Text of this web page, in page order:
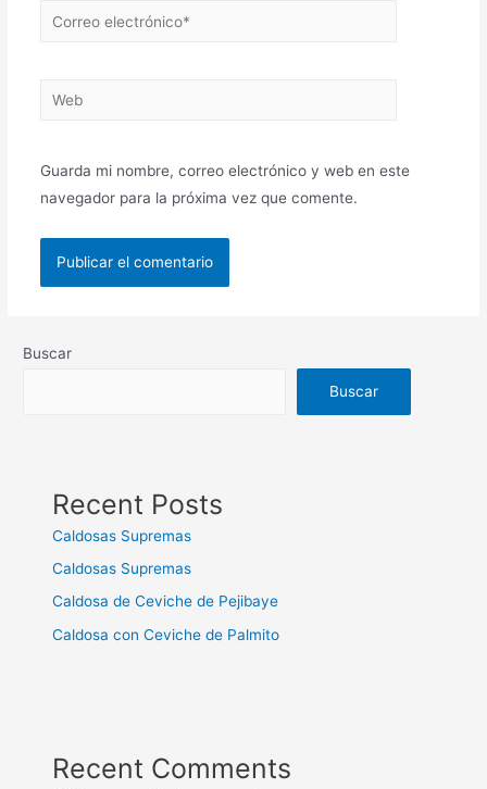
Guarda mi nombre, correo electrónico y web en este
navegador para la próxima vez que comente.
Buscar
Buscar
Recent Posts
Caldosas Supremas
Caldosas Supremas
Caldosa de Ceviche de Pejibaye
Caldosa con Ceviche de Palmito
Recent Comments